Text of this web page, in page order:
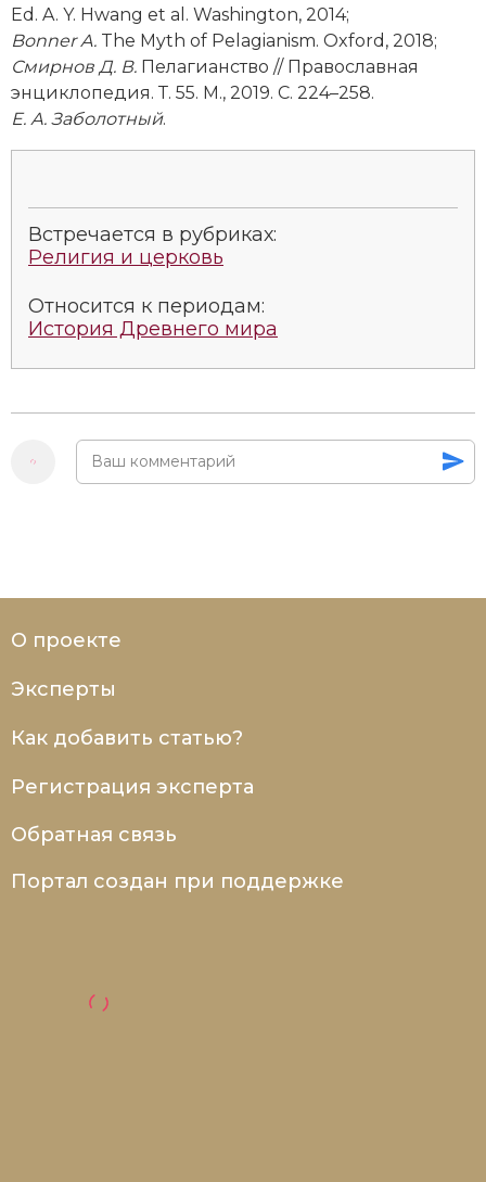
Революции и народные движения
Религия и церковь
Россия
Социально-экономическая история
Специальные исторические дисциплины
СССР
Южная Америка
Ed. A. Y. Hwang et al. Washington, 2014;
Bonner A. The Myth of Pelagianism. Oxford, 2018;
Смирнов Д. В. Пелагианство // Православная
энциклопедия. Т. 55. М., 2019. С. 224–258.
Е. А. Заболотный.
Встречается в рубриках:
Религия и церковь
Относится к периодам:
История Древнего мира
О проекте
Эксперты
Как добавить статью?
Регистрация эксперта
Обратная связь
Портал создан при поддержке